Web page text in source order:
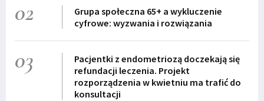
02
Grupa społeczna 65+ a wykluczenie
cyfrowe: wyzwania i rozwiązania
03
Pacjentki z endometriozą doczekają się
refundacji leczenia. Projekt
rozporządzenia w kwietniu ma trafić do
konsultacji